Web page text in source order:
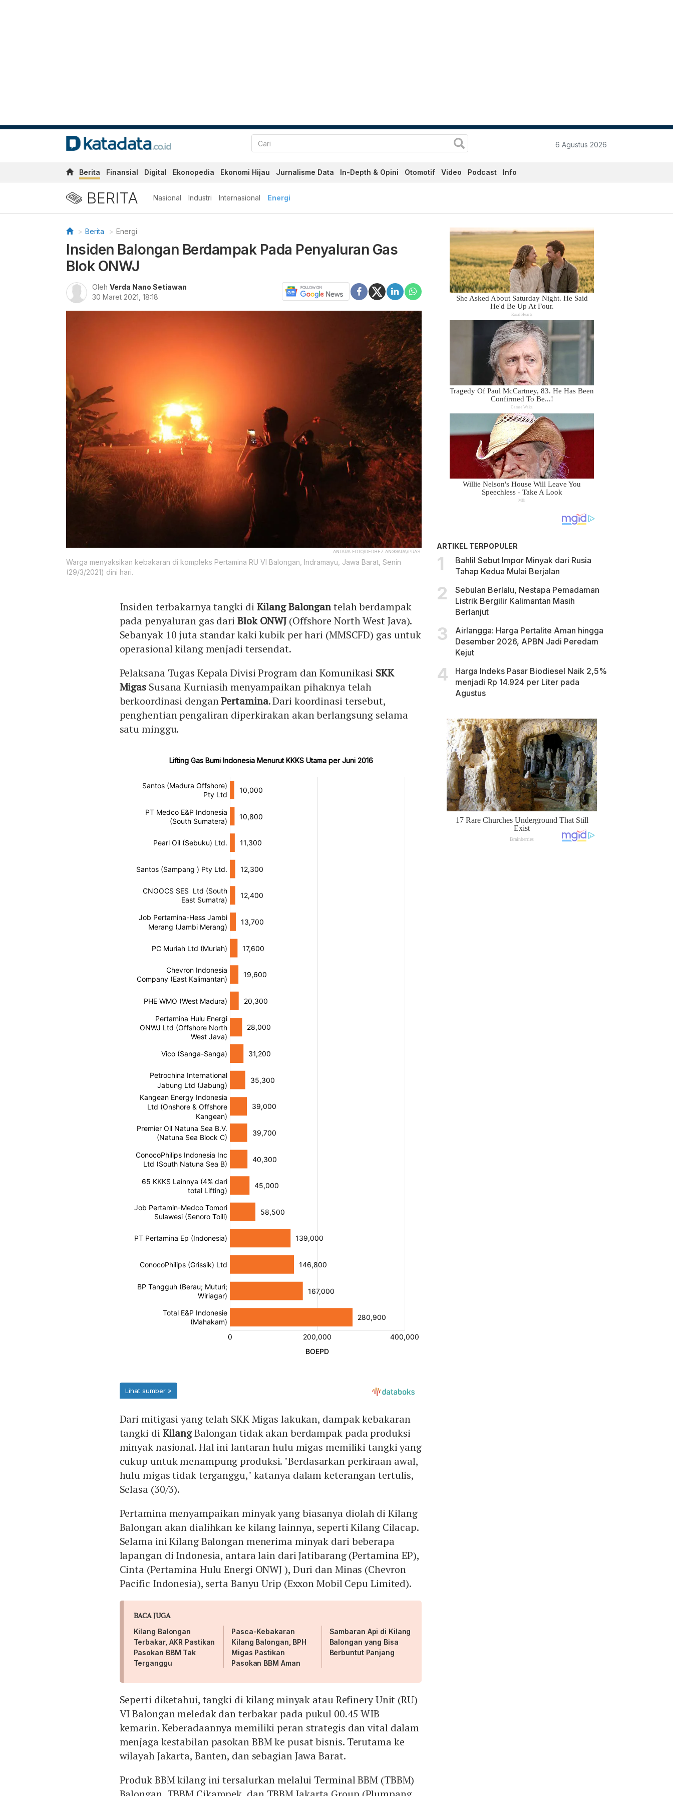
6 Agustus 2026
Berita Finansial Digital Ekonopedia Ekonomi Hijau Jurnalisme Data In-Depth & Opini Otomotif Video Podcast Info
BERITA Nasional Industri Internasional Energi
Berita Energi
Insiden Balongan Berdampak Pada Penyaluran Gas
Blok ONWJ
Oleh Verda Nano Setiawan
30 Maret 2021, 18:18
ANTARA FOTO/DEDHEZ ANGGARA/PRAS.
Warga menyaksikan kebakaran di kompleks Pertamina RU VI Balongan, Indramayu, Jawa Barat, Senin
(29/3/2021) dini hari.
Insiden terbakarnya tangki di Kilang Balongantelah berdampak
pada penyaluran gas dari Blok ONWJ(Offshore North West Java).
Sebanyak 10 juta standar kaki kubik per hari (MMSCFD) gas untuk
operasional kilang menjadi tersendat.
Pelaksana Tugas Kepala Divisi Program dan Komunikasi SKK
Migas Susana Kurniasih menyampaikan pihaknya telah
berkoordinasi denganPertamina. Dari koordinasi tersebut,
penghentian pengaliran diperkirakan akan berlangsung selama
satu minggu.
Dari mitigasi yang telah SKK Migas lakukan, dampak kebakaran
tangki di KilangBalongan tidak akan berdampak pada produksi
minyak nasional. Hal ini lantaran hulu migas memiliki tangki yang
cukup untuk menampung produksi. "Berdasarkan perkiraan awal,
hulu migas tidak terganggu," katanya dalam keterangan tertulis,
Selasa (30/3).
Pertamina menyampaikan minyak yang biasanya diolah di Kilang
Balongan akan dialihkan ke kilang lainnya, seperti Kilang Cilacap.
Selama ini Kilang Balongan menerima minyak dari beberapa
lapangan di Indonesia, antara lain dari Jatibarang (Pertamina EP),
Cinta (Pertamina Hulu Energi ONWJ ), Duri dan Minas (Chevron
Pacific Indonesia), serta Banyu Urip (Exxon Mobil Cepu Limited).
BACA JUGA
Kilang Balongan
Terbakar, AKR Pastikan
Pasokan BBM Tak
Terganggu
Pasca-Kebakaran
Kilang Balongan, BPH
Migas Pastikan
Pasokan BBM Aman
Sambaran Api di Kilang
Balongan yang Bisa
Berbuntut Panjang
Seperti diketahui, tangki di kilang minyak atau Refinery Unit (RU)
VI Balongan meledak dan terbakar pada pukul 00.45 WIB
kemarin. Keberadaannya memiliki peran strategis dan vital dalam
menjaga kestabilan pasokan BBM ke pusat bisnis. Terutama ke
wilayah Jakarta, Banten, dan sebagian Jawa Barat.
Produk BBM kilang ini tersalurkan melalui Terminal BBM (TBBM)
ARTIKEL TERPOPULER
Bahlil Sebut Impor Minyak dari Rusia
Tahap Kedua Mulai Berjalan
Sebulan Berlalu, Nestapa Pemadaman
Listrik Bergilir Kalimantan Masih
Berlanjut
Airlangga: Harga Pertalite Aman hingga
Desember 2026, APBN Jadi Peredam
Kejut
Harga Indeks Pasar Biodiesel Naik 2,5%
menjadi Rp 14.924 per Liter pada
Agustus